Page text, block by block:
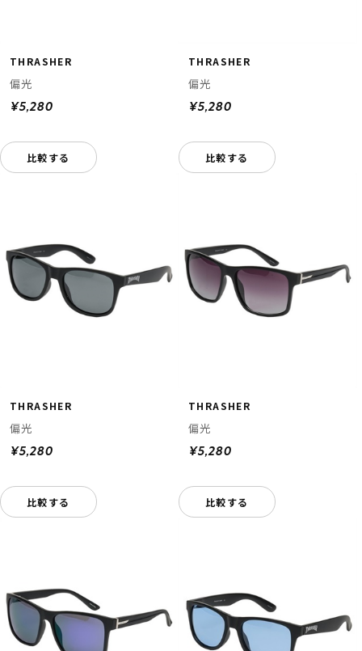
THRASHER
偏光
¥5,280
比較する
THRASHER
偏光
¥5,280
比較する
THRASHER
偏光
¥5,280
比較する
THRASHER
偏光
¥5,280
比較する